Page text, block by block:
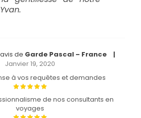
avis de Garde Pascal – France |
Janvier 19, 2020
à vos requêtes et demandes
de nos consultants en
voyages